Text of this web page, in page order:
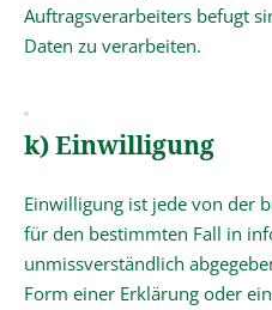
Auftragsverarbeiters befugt
Daten zu verarbeiten.
k) Einwilligung
Einwilligung ist jede von der
für den bestimmten Fall in
unmissverständlich
Form einer Erklärung oder